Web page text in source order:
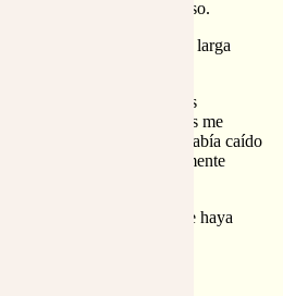
sueño y colmar un universo.
olvidado. Ella tenía muy larga
que está al alcance lo más
Y ella sin salir de su éxtasis me
aprobación; ya vi que había caído
antes que yo. Y pausadamente
todo el universo que no se haya